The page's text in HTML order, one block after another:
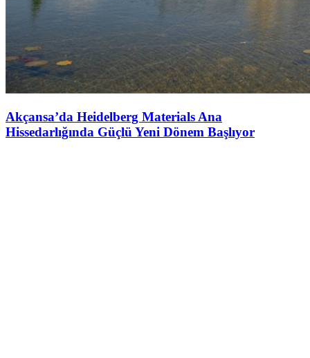
Akçansa’da Heidelberg Materials Ana
Hissedarlığında Güçlü Yeni Dönem Başlıyor